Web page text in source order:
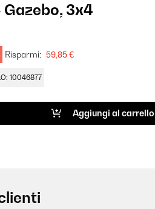
3x4
Risparmi: 59,85 €
10046877
Aggiungi al carrello